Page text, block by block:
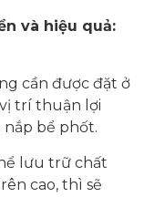
và hiệu quả:
cần được đặt ở
trí thuận lợi
bể phốt.
lưu trữ chất
cao, thì sẽ